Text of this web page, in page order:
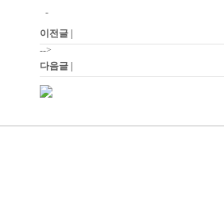
-
이전글 |
-->
다음글 |